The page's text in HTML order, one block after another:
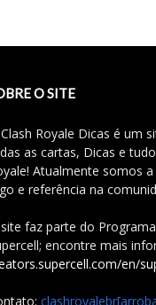
O SITE
Royale Dicas é um
as cartas, Dicas e
Atualmente somos
e referência na
faz parte do
encontre mais
en/